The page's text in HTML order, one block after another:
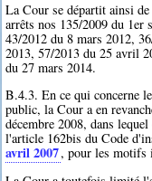
La Cour se départit ainsi
arrêts nos 135/2009 du 1er
43/2012 du 8 mars 2012,
2013, 57/2013 du 25 avril
du 27 mars 2014.
B.4.3. En ce qui concerne
public, la Cour a en
décembre 2008, dans
l'article 162bis du Code
avril 2007, pour les motifs